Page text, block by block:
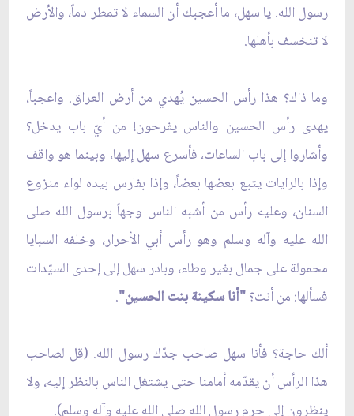
رسول الله. يا سهل، ما أعجبك أن السماء لا تمطر دماً، والأرض
لا تنخسف بأهلها.
وما ذاك؟ هذا رأس الحسين يُهدي من أرض العراق. واعجباً،
يهدى رأس الحسين والناس يفرحون! من أيّ باب يدخل؟
وأشاروا إلى باب الساعات، فأسرع سهل إليها، وبينما هو واقف
وإذا بالرايات يتبع بعضها بعضاً، وإذا بفارس بيده لواء منزوع
السنان، وعليه رأس من أشبه الناس وجهاً برسول الله صلى
الله عليه وآله وسلم وهو رأس أبي الأحرار، وخلفه السبايا
محمولة على جمال بغير وطاء، وبادر سهل إلى إحدى السيّدات
فسألها: من أنت؟"أنا سكينة بنت الحسين".
ألك حاجة؟ فأنا سهل صاحب جدّك رسول الله. (قل لصاحب
هذا الرأس أن يقدّمه أمامنا حتى يشتغل الناس بالنظر إليه، ولا
ينظرون إلى حرم رسول الله صلى الله عليه وآله وسلم).